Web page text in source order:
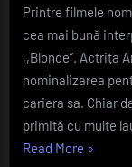
Printre filmele
cea mai bună
,,Blonde”. Actrița
nominalizarea
cariera sa. Chiar
primită cu multe
Read More „Filmul
»